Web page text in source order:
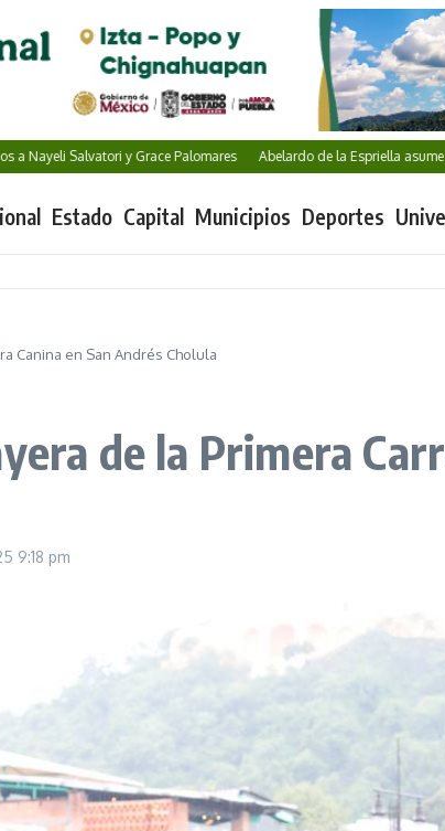
Salvatori y Grace Palomares Abelardo de la Espriella asume la
Estado Capital Municipios Deportes
Canina en San Andrés Cholula
de la Primera
9:18 pm